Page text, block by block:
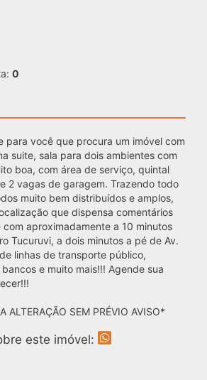
0
para você que procura um imóvel com
suite, sala para dois ambientes com
boa, com área de serviço, quintal
2 vagas de garagem. Trazendo todo
muito bem distribuídos e amplos,
que dispensa comentários
aproximadamente a 10 minutos
Tucuruvi, a dois minutos a pé de Av.
linhas de transporte público,
e muito mais!!! Agende sua
ALTERAÇÃO SEM PRÉVIO AVISO*
este imóvel: